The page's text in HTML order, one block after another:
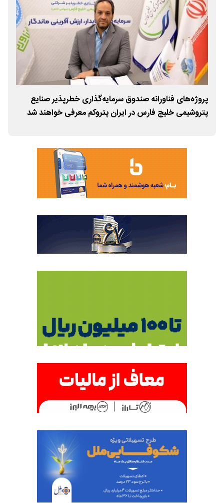
پروژه‌های فناورانه صندوق سرمایه‌گذاری خطرپذیر صنایع
پتروشیمی خلیج فارس در ایران پتروکم معرفی خواهند شد